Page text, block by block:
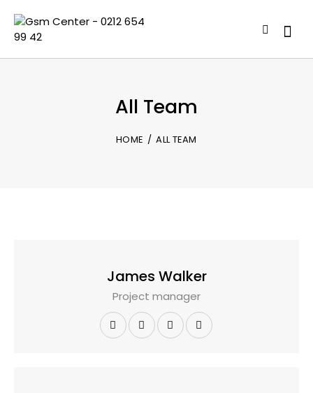
All Team
HOME ALL TEAM
James Walker
Project manager